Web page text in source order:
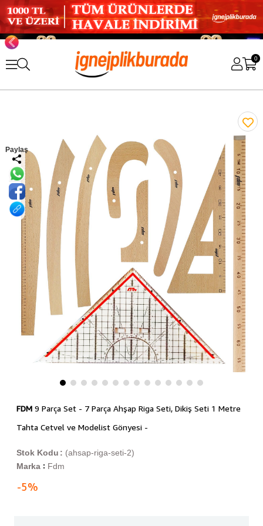
0
Paylaş
FDM9 Parça Set - 7 Parça Ahşap Riga Seti, Dikiş Seti 1 Metre
Tahta Cetvel ve Modelist Gönyesi -
(ahsap-riga-seti-2)
Stok Kodu
Marka : Fdm
-5%